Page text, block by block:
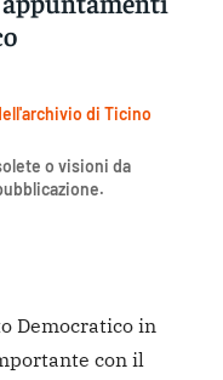
di Ticino
o visioni da
Democratico in
con il